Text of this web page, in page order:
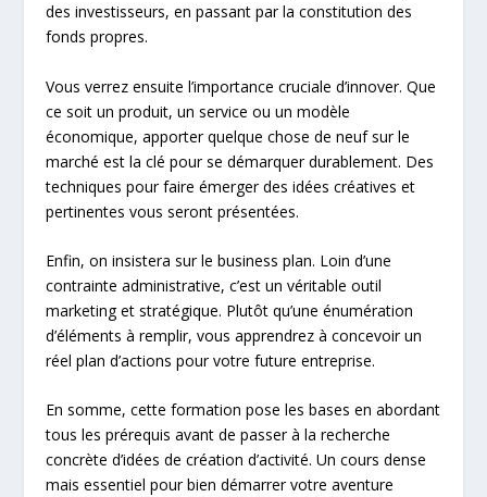
des investisseurs, en passant par la constitution des
fonds propres.
Vous verrez ensuite l’importance cruciale d’innover. Que
ce soit un produit, un service ou un modèle
économique, apporter quelque chose de neuf sur le
marché est la clé pour se démarquer durablement. Des
techniques pour faire émerger des idées créatives et
pertinentes vous seront présentées.
Enfin, on insistera sur le business plan. Loin d’une
contrainte administrative, c’est un véritable outil
marketing et stratégique. Plutôt qu’une énumération
d’éléments à remplir, vous apprendrez à concevoir un
réel plan d’actions pour votre future entreprise.
En somme, cette formation pose les bases en abordant
tous les prérequis avant de passer à la recherche
concrète d’idées de création d’activité. Un cours dense
mais essentiel pour bien démarrer votre aventure